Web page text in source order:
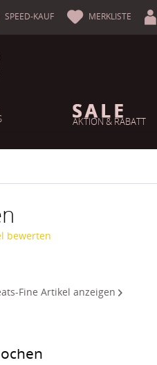
SPEED-KAUF MERKLISTE A
AKTION & RABATT
bewerten
Fine Artikel anzeigen